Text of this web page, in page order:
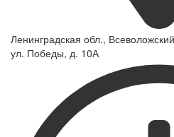
Ленинградская обл.,
ул. Победы, д. 10А